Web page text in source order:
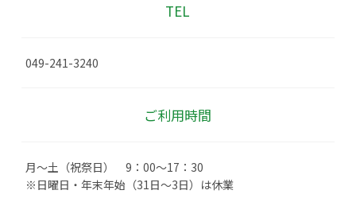
TEL
049-241-3240
ご利用時間
月～土（祝祭日） 9：00～17：30
※日曜日・年末年始（31日～3日）は休業